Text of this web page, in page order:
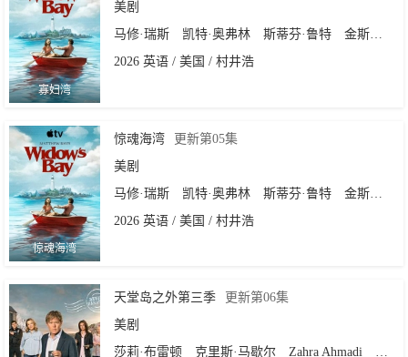
寡妇湾
美剧
马修·瑞斯
凯特·奥弗林 斯蒂芬·鲁特
金斯顿·鲁米·索斯威克
2026 英语 / 美国 / 村井浩
惊魂海湾
惊魂海湾
更新第05集
美剧
马修·瑞斯
凯特·奥弗林 斯蒂芬·鲁特
金斯顿·鲁米·索斯威克
2026 英语 / 美国 / 村井浩
天堂岛之外第三季
更新第06集
美剧
莎莉·布雷顿
克里斯·马歇尔 Zahra Ahmadi